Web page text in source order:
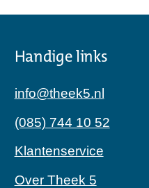
Handige links
info@theek5.nl
(085) 744 10 52
Klantenservice
Over Theek 5